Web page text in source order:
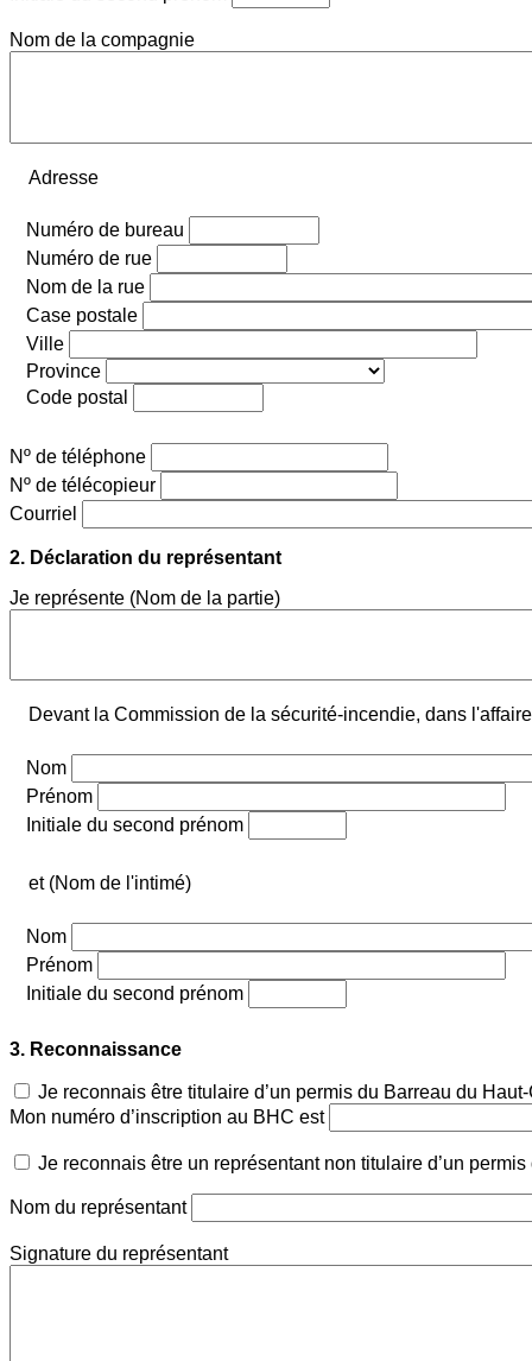
Nom de la compagnie
Adresse
Numéro de bureau
Numéro de rue
Nom de la rue
Case postale
Ville
Province
Code postal
Nº de téléphone
Nº de télécopieur
Courriel
2. Déclaration du représentant
Je représente (Nom de la partie)
Devant la Commission de la sécurité-incendie, dans
Nom
Prénom
Initiale du second prénom
et (Nom de l'intimé)
Nom
Prénom
Initiale du second prénom
3. Reconnaissance
Je reconnais être titulaire d’un permis du Barreau du
Mon numéro d’inscription au BHC est
Je reconnais être un représentant non titulaire d’un
Nom du représentant
Signature du représentant